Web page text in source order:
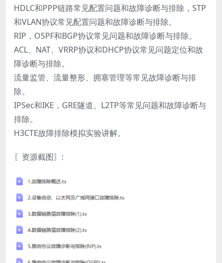
HDLC和PPP链路常见配置问题和故障诊断与排除，STP
和VLAN协议常见配置问题和故障诊断与排除。
RIP，OSPF和BGP协议常见问题和故障诊断与排除。
ACL、NAT、VRRP协议和DHCP协议常见问题定位和故
障诊断与排除。
流量监管、流量整形、拥塞管理等常见故障诊断与排
除。
IPSec和IKE，GRE隧道、L2TP等常见问题和故障诊断与
排除。
H3CTE故障排除模拟实验讲解。
〖资源截图〗: